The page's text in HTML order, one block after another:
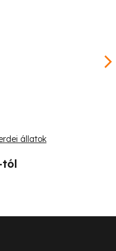
állatok
tól